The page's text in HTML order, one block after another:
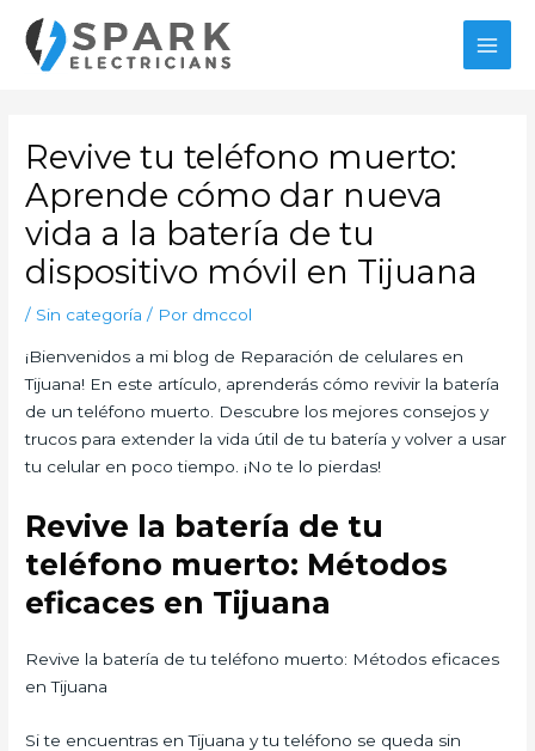
contenido
Revive tu teléfono muerto:
Aprende cómo dar nueva
vida a la batería de tu
dispositivo móvil en Tijuana
/ Sin categoría / Por dmccol
¡Bienvenidos a mi blog de Reparación de celulares en
Tijuana! En este artículo, aprenderás cómo revivir la batería
de un teléfono muerto. Descubre los mejores consejos y
trucos para extender la vida útil de tu batería y volver a usar
tu celular en poco tiempo. ¡No te lo pierdas!
Revive la batería de tu
teléfono muerto: Métodos
eficaces en Tijuana
Revive la batería de tu teléfono muerto: Métodos eficaces
en Tijuana
Si te encuentras en Tijuana y tu teléfono se queda sin
entradas